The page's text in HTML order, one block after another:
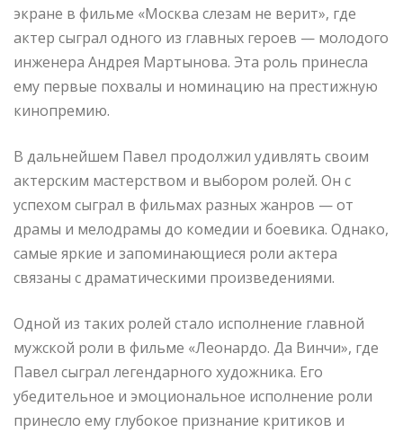
экране в фильме «Москва слезам не верит», где
актер сыграл одного из главных героев — молодого
инженера Андрея Мартынова. Эта роль принесла
ему первые похвалы и номинацию на престижную
кинопремию.
В дальнейшем Павел продолжил удивлять своим
актерским мастерством и выбором ролей. Он с
успехом сыграл в фильмах разных жанров — от
драмы и мелодрамы до комедии и боевика. Однако,
самые яркие и запоминающиеся роли актера
связаны с драматическими произведениями.
Одной из таких ролей стало исполнение главной
мужской роли в фильме «Леонардо. Да Винчи», где
Павел сыграл легендарного художника. Его
убедительное и эмоциональное исполнение роли
принесло ему глубокое признание критиков и